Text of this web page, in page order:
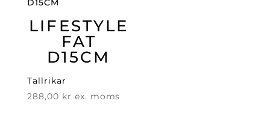
LIFESTYLE
FAT
D15CM
Tallrikar
288,00 kr ex. moms